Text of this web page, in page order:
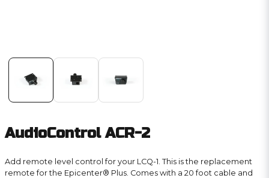
AudioControl ACR-2
Add remote level control for your LCQ-1. This is the replacement
remote for the Epicenter® Plus. Comes with a 20 foot cable and